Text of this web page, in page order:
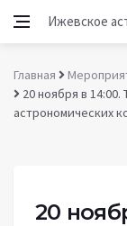
Ижевское
Главная
20 ноября в
астрономических
20